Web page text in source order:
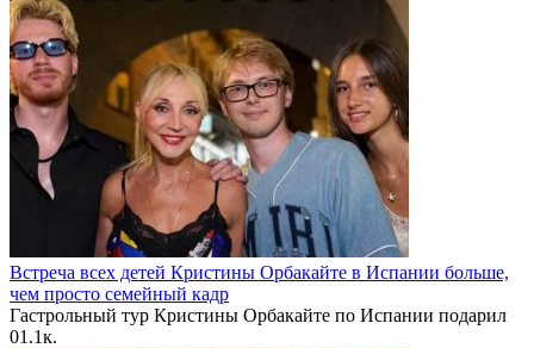
Встреча всех детей Кристины Орбакайте в Испании больше,
чем просто семейный кадр
Гастрольный тур Кристины Орбакайте по Испании подарил
01.1к.